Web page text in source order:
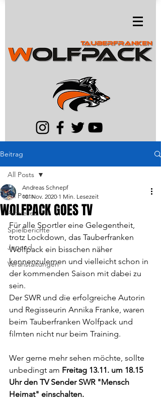
Beitrag
All Posts
Aktuelles
Spielberichte
Jugend
Veranstaltungen
All Posts
WOLFPACK GOES TV
Andreas Schnepf
10. Nov. 2020 1 Min. Lesezeit
Für alle Sportler eine Gelegentheit,
trotz Lockdown, das Tauberfranken
Wolfpack ein bisschen näher
kennenzulernen und vielleicht schon in
der kommenden Saison mit dabei zu
sein.
Der SWR und die erfolgreiche Autorin
und Regisseurin Annika Franke, waren
beim Tauberfranken Wolfpack und
filmten nicht nur beim Training.
Wer gerne mehr sehen möchte, sollte
unbedingt am Freitag 13.11. um 18.15
Uhr den TV Sender SWR "Mensch
Heimat" einschalten.